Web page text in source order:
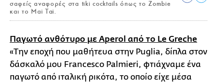
σαφείς αναφορές στα tiki cocktails όπως το Zombie
και το Mai Tai.
Παγωτό ανθότυρο με Aperol από το Le Greche
«Την εποχή που μαθήτευα στην Puglia, δίπλα στον
δάσκαλό μου Francesco Palmieri, φτιάχναμε ένα
παγωτό από ιταλική ρικότα, το οποίο είχε μέσα